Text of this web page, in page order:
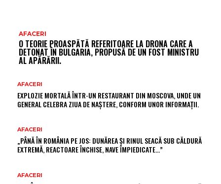
AFACERI
O TEORIE PROASPĂTĂ REFERITOARE LA DRONA CARE A
DETONAT ÎN BULGARIA, PROPUSĂ DE UN FOST MINISTRU
AL APĂRĂRII.
AFACERI
EXPLOZIE MORTALĂ ÎNTR-UN RESTAURANT DIN MOSCOVA, UNDE UN
GENERAL CELEBRA ZIUA DE NAȘTERE, CONFORM UNOR INFORMAȚII.
AFACERI
„PÂNĂ ÎN ROMÂNIA PE JOS: DUNĂREA ȘI RINUL SEACĂ SUB CĂLDURĂ
EXTREMĂ, REACTOARE ÎNCHISE, NAVE ÎMPIEDICATE…”
AFACERI